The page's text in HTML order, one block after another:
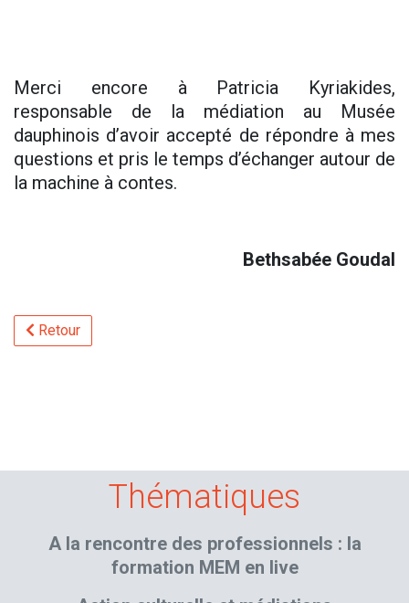
Merci encore à Patricia Kyriakides,
responsable de la médiation au Musée
dauphinois d’avoir accepté de répondre à mes
questions et pris le temps d’échanger autour de
la machine à contes.
Bethsabée Goudal
Retour
Thématiques
A la rencontre des professionnels : la
formation MEM en live